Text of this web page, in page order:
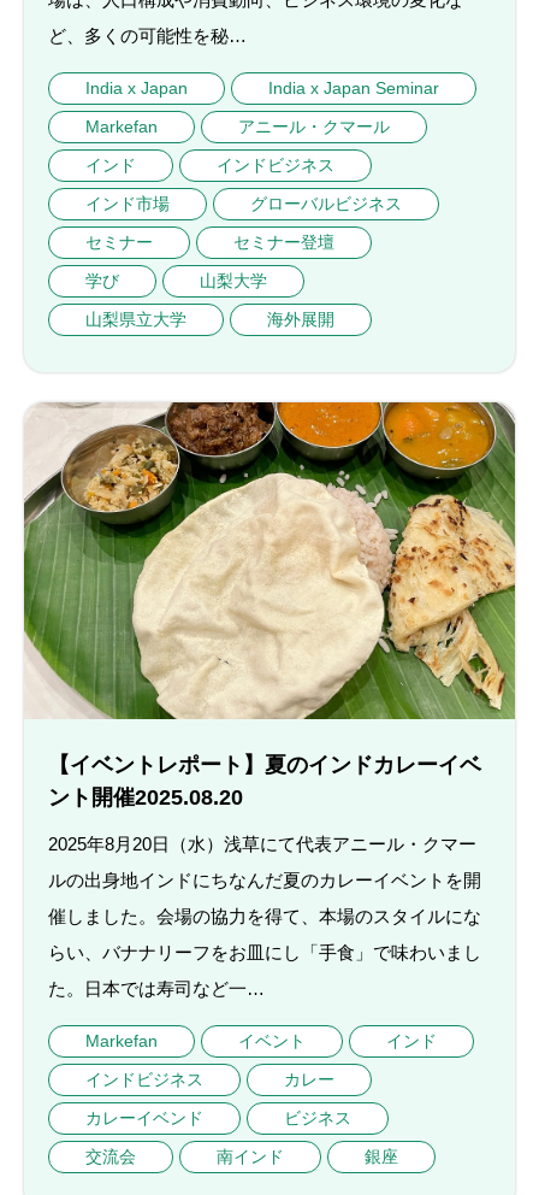
ど、多くの可能性を秘…
India x Japan
India x Japan Seminar
Markefan
アニール・クマール
インド
インドビジネス
インド市場
グローバルビジネス
セミナー
セミナー登壇
学び
山梨大学
山梨県立大学
海外展開
【イベントレポート】夏のインドカレーイベ
ント開催2025.08.20
2025年8月20日（水）浅草にて代表アニール・クマー
ルの出身地インドにちなんだ夏のカレーイベントを開
催しました。会場の協力を得て、本場のスタイルにな
らい、バナナリーフをお皿にし「手食」で味わいまし
た。日本では寿司など一…
Markefan イベント
インド
インドビジネス
カレー
カレーイベンド
ビジネス
交流会
南インド 銀座